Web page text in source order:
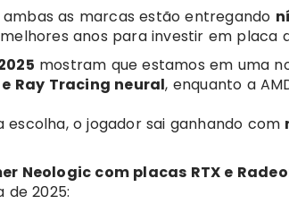
ambas as marcas estão entregando
anos para investir em placa
mostram que estamos em uma
e Ray Tracing neural, enquanto a
o jogador sai ganhando com
Neologic com placas RTX e
2025: